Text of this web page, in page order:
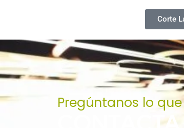
Corte
Pregúntanos lo